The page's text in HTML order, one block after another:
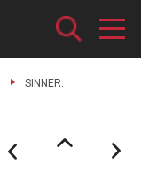
SINNER.